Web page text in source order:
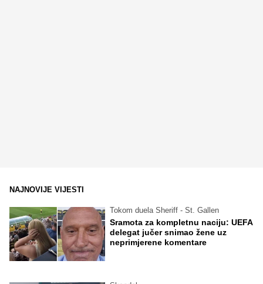
NAJNOVIJE VIJESTI
Tokom duela Sheriff - St. Gallen
Sramota za kompletnu naciju: UEFA
delegat jučer snimao žene uz
neprimjerene komentare